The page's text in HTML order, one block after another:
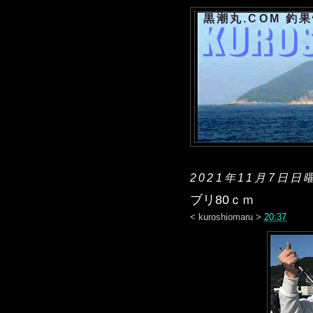
黒潮丸.COM 釣
2021年11月7日日
ブリ80ｃｍ
< kuroshiomaru > 20:37